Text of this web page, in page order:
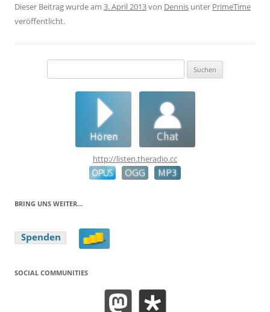
Dieser Beitrag wurde am 3. April 2013von Dennis unter PrimeTime
veröffentlicht.
http://listen.theradio.cc
BRING UNS WEITER…
SOCIAL COMMUNITIES